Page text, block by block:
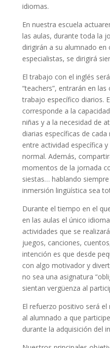
idiomas.
En nuestra escuela
las aulas, durante toda la
dirigirán a su alumnado
especialistas, se dirigirá
El trabajo con el inglés
“teachers”, entrarán en
trabajo específico diarios.
corresponde a la
niñas y a la necesidad de
diarias específicas de
entre actividad específica
normal. Además,
momentos de la jornada
siestas… hablando
inmersión lingüística sea
Durante el tiempo en el
en las aulas el único
actividades que se
juegos, canciones,
intención es que desde
con algo motivador y
no sea una asignatura
sientan vergüenza al
El refuerzo positivo será
al alumnado a que
durante la adquisición del